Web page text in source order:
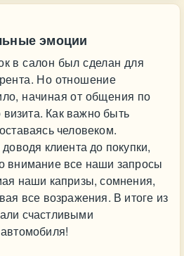
эмоции
в салон был сделан для
Но отношение
начиная от общения по
Как важно быть
человеком.
клиента до покупки,
внимание все наши запросы
наши капризы, сомнения,
все возражения. В итоге из
счастливыми